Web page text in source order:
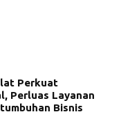
Perkuat
Perluas Layanan
Bisnis